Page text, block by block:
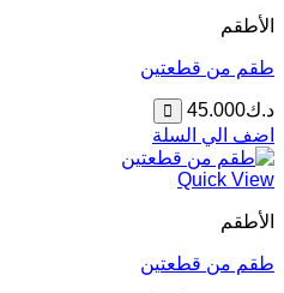
الأطقم
طقم من قطعتين
د.ك45.000
اضف الي السلة
Quick View
الأطقم
طقم من قطعتين